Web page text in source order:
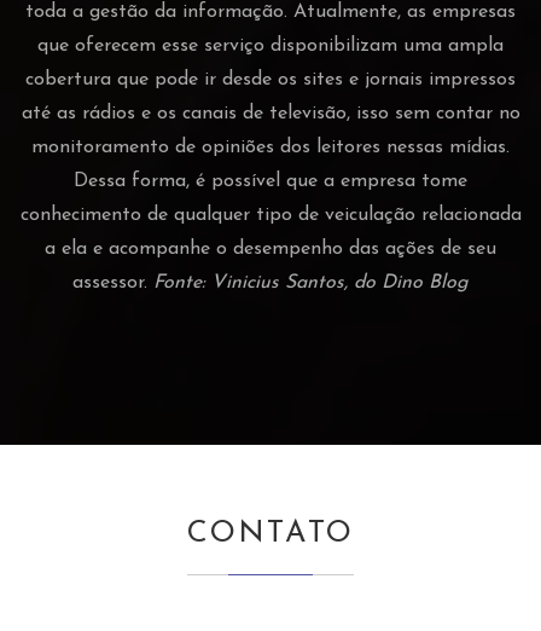
toda a gestão da informação. Atualmente, as empresas
que oferecem esse serviço disponibilizam uma ampla
cobertura que pode ir desde os sites e jornais impressos
até as rádios e os canais de televisão, isso sem contar no
monitoramento de opiniões dos leitores nessas mídias.
Dessa forma, é possível que a empresa tome
conhecimento de qualquer tipo de veiculação relacionada
a ela e acompanhe o desempenho das ações de seu
assessor. Fonte: Vinicius Santos, do Dino Blog
CONTATO